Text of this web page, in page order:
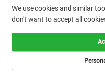
Q3: 귀하의 제품 재질은 무
A: 소재는 부직포, 부직포, PP
스, 나일론 또는 필름 광택/무
We use cookies and similar
don't want to accept all